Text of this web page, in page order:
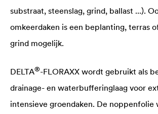
substraat, steenslag, grind, ballast ...).
omkeerdaken is een beplanting, terras
grind mogelijk.
DELTA®-FLORAXX wordt gebruikt als
drainage- en waterbufferinglaag voor
intensieve groendaken. De noppenfolie